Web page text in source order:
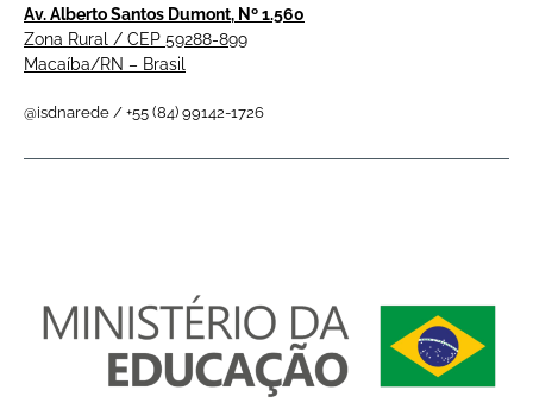
Av. Alberto Santos Dumont, Nº 1.560
Zona Rural / CEP 59288-899
Macaíba/RN – Brasil
@isdnarede / +55 (84) 99142-1726